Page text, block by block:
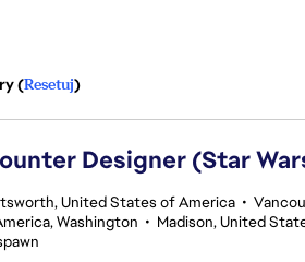
(Resetuj)
Designer (Star
United States of America •
Washington • Madison, United